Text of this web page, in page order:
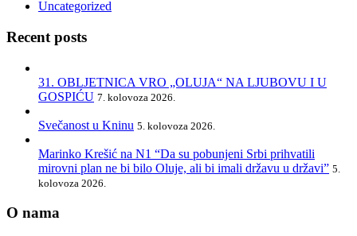
Uncategorized
Recent posts
31. OBLJETNICA VRO „OLUJA“ NA LJUBOVU I U
GOSPIĆU 7. kolovoza 2026.
Svečanost u Kninu 5. kolovoza 2026.
Marinko Krešić na N1 “Da su pobunjeni Srbi prihvatili
mirovni plan ne bi bilo Oluje, ali bi imali državu u državi” 5.
kolovoza 2026.
O nama